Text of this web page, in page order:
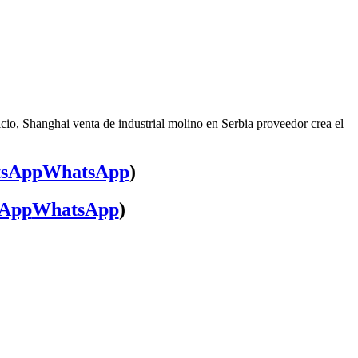
Shanghai venta de industrial molino en Serbia proveedor crea el
WhatsApp)
WhatsApp)